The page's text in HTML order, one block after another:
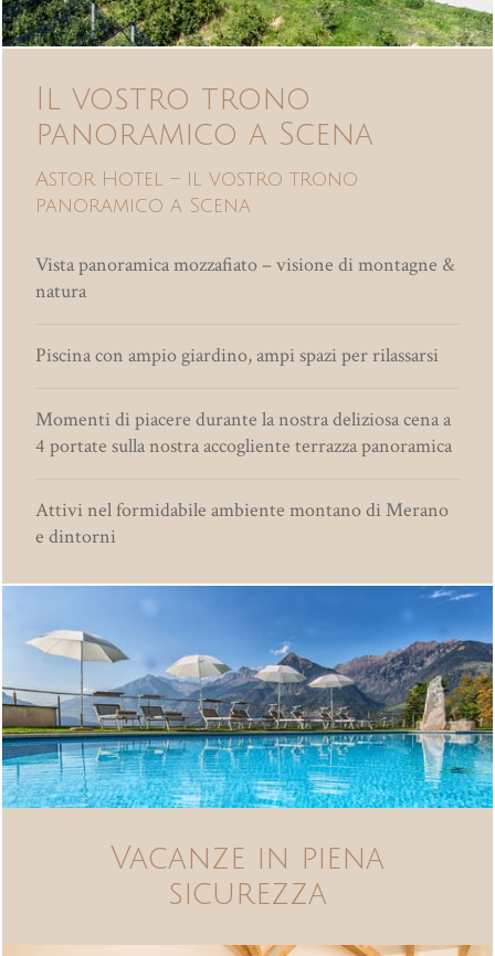
Il vostro trono
panoramico a Scena
Astor Hotel – il vostro trono
panoramico a Scena
Vista panoramica mozzafiato – visione di montagne &
natura
Piscina con ampio giardino, ampi spazi per rilassarsi
Momenti di piacere durante la nostra deliziosa cena a
4 portate sulla nostra accogliente terrazza panoramica
Attivi nel formidabile ambiente montano di Merano
e dintorni
Vacanze in piena
sicurezza